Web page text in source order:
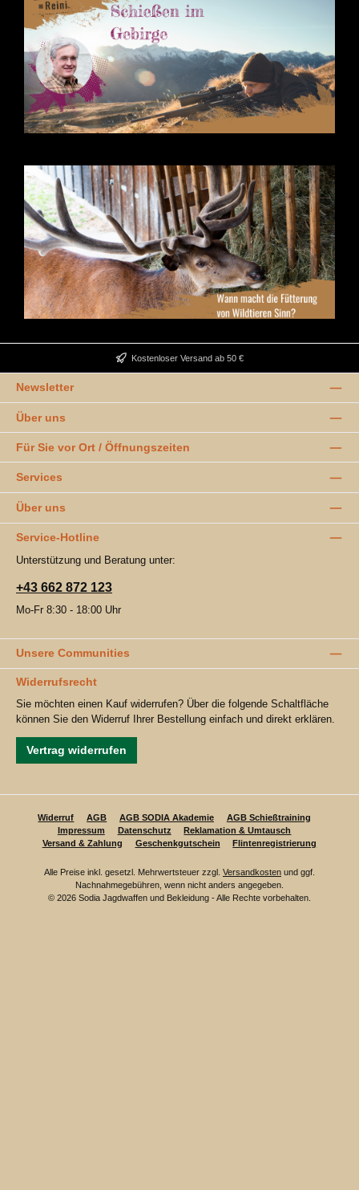
Kostenloser Versand ab 50 €
Newsletter
Über uns
Für Sie vor Ort / Öffnungszeiten
Services
Über uns
Service-Hotline
Unterstützung und Beratung unter:
+43 662 872 123
Mo-Fr 8:30 - 18:00 Uhr
Unsere Communities
Widerrufsrecht
Sie möchten einen Kauf widerrufen? Über die folgende Schaltfläche
können Sie den Widerruf Ihrer Bestellung einfach und direkt erklären.
Vertrag widerrufen
Widerruf AGB AGB SODIA Akademie
AGB Schießtraining
Impressum
Datenschutz
Reklamation & Umtausch
Versand & Zahlung
Geschenkgutschein Flintenregistrierung
Alle Preise inkl. gesetzl. Mehrwertsteuer zzgl. Versandkosten und ggf.
Nachnahmegebühren, wenn nicht anders angegeben.
© 2026 Sodia Jagdwaffen und Bekleidung - Alle Rechte vorbehalten.